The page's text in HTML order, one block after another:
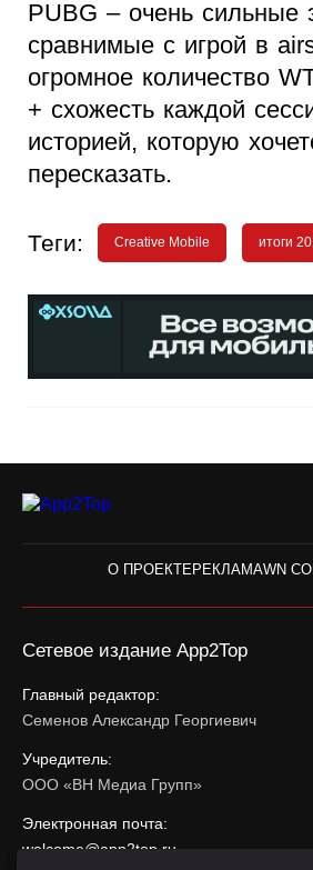
PUBG – очень сильные
сравнимые с игрой в
огромное количество
+ схожесть каждой
историей, которую
пересказать.
Теги: Creative Mobile итоги
О ПРОЕКТЕРЕКЛАМАWN
Сетевое издание App2Top
Главный редактор:
Семенов Александр Георгиевич
Учредитель:
ООО «ВН Медиа Групп»
Электронная почта:
welcome@app2top.ru